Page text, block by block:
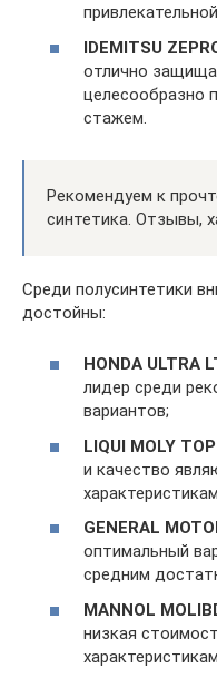
IDEMITSU
отлично
целесообразно
стажем.
Рекомендуем к
синтетика. Отзывы,
Среди полусинтетики
достойны:
HONDA ULTRA
лидер среди
вариантов;
LIQUI MOLY
и качество
GENERAL
оптимальный
средним
MANNOL
низкая